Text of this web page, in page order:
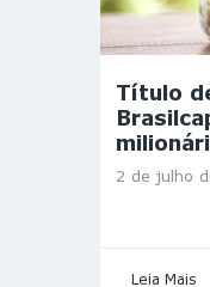
Título
2 de julho
Leia Mais